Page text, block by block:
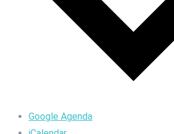
Google Agenda